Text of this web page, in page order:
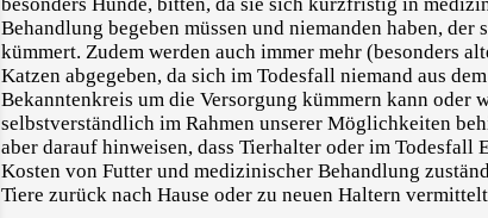
Behandlung begeben müssen und niemanden haben, der
kümmert. Zudem werden auch immer mehr (besonders
Katzen abgegeben, da sich im Todesfall niemand aus
Bekanntenkreis um die Versorgung kümmern kann oder
selbstverständlich im Rahmen unserer Möglichkeiten
aber darauf hinweisen, dass Tierhalter oder im Todesfall
Kosten von Futter und medizinischer Behandlung
Tiere zurück nach Hause oder zu neuen Haltern